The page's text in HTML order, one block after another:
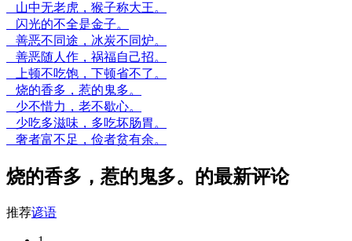
山中无老虎，猴子称大王。
闪光的不全是金子。
善恶不同途，冰炭不同炉。
善恶随人作，祸福自己招。
上顿不吃饱，下顿省不了。
烧的香多，惹的鬼多。
少不惜力，老不歇心。
少吃多滋味，多吃坏肠胃。
奢者富不足，俭者贫有余。
烧的香多，惹的鬼多。的最新评论
推荐谚语